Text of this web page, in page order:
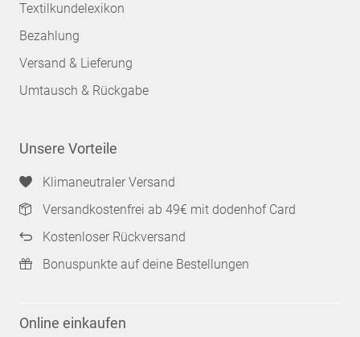
Textilkundelexikon
Bezahlung
Versand & Lieferung
Umtausch & Rückgabe
Unsere Vorteile
Klimaneutraler Versand
Versandkostenfrei ab 49€ mit dodenhof Card
Kostenloser Rückversand
Bonuspunkte auf deine Bestellungen
Online einkaufen